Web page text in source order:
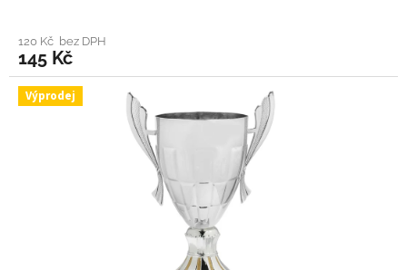
120 Kč bez DPH
145 Kč
Výprodej